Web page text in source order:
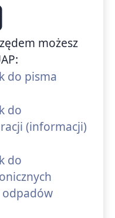
możesz
do pisma
do
(informacji)
do